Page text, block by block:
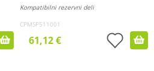
Kompatibilni rezervni deli
CPMSP511001
61,12 €